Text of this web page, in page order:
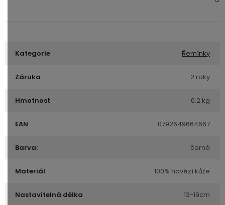
Kategorie Řemínky
Záruka 2 roky
Hmotnost 0.2 kg
EAN 0792649664667
Barva: černá
Materiál 100% hovězí kůže
Nastavitelná délka 13-19cm